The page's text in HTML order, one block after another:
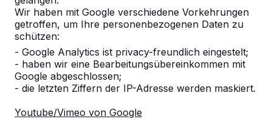
Wir haben mit Google verschiedene Vorkehrungen
getroffen, um Ihre personenbezogenen Daten zu
schützen:
- Google Analytics ist privacy-freundlich eingestelt;
- haben wir eine Bearbeitungsübereinkommen mit
Google abgeschlossen;
- die letzten Ziffern der IP-Adresse werden maskiert.
Youtube/Vimeo von Google
Referenzen
Unsere Produkte finden Sie in ganz Europa
und darüber hinaus. Sehen Sie hier, wo Sie
ein HeBlad-Produkt in Ihrer Nähe finden.